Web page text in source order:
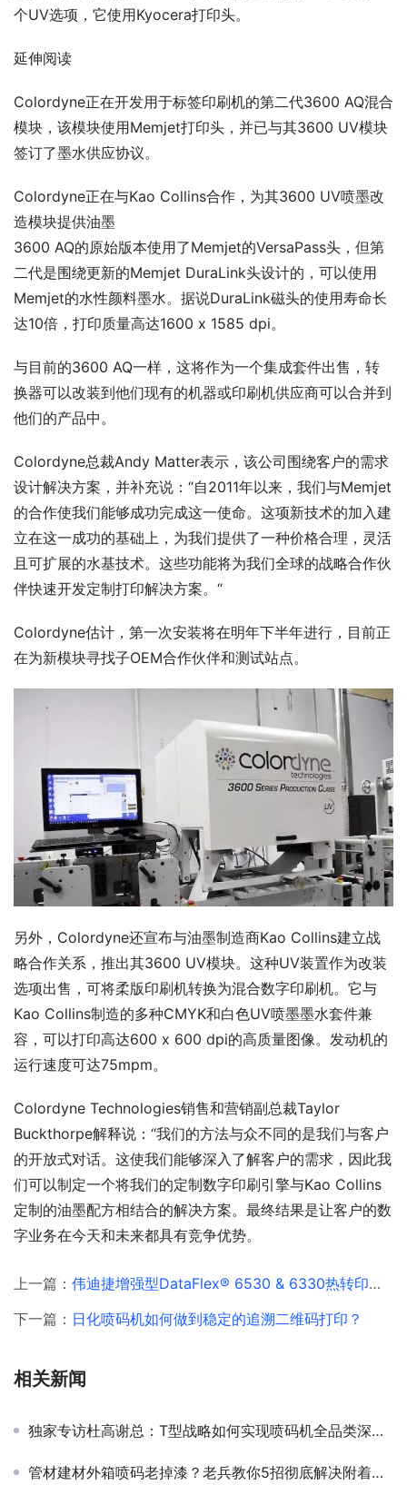
个UV选项，它使用Kyocera打印头。
延伸阅读
Colordyne正在开发用于标签印刷机的第二代3600 AQ混合
模块，该模块使用Memjet打印头，并已与其3600 UV模块
签订了墨水供应协议。
Colordyne正在与Kao Collins合作，为其3600 UV喷墨改
造模块提供油墨
3600 AQ的原始版本使用了Memjet的VersaPass头，但第
二代是围绕更新的Memjet DuraLink头设计的，可以使用
Memjet的水性颜料墨水。据说DuraLink磁头的使用寿命长
达10倍，打印质量高达1600 x 1585 dpi。
与目前的3600 AQ一样，这将作为一个集成套件出售，转
换器可以改装到他们现有的机器或印刷机供应商可以合并到
他们的产品中。
Colordyne总裁Andy Matter表示，该公司围绕客户的需求
设计解决方案，并补充说：“自2011年以来，我们与Memjet
的合作使我们能够成功完成这一使命。这项新技术的加入建
立在这一成功的基础上，为我们提供了一种价格合理，灵活
且可扩展的水基技术。这些功能将为我们全球的战略合作伙
伴快速开发定制打印解决方案。“
Colordyne估计，第一次安装将在明年下半年进行，目前正
在为新模块寻找子OEM合作伙伴和测试站点。
另外，Colordyne还宣布与油墨制造商Kao Collins建立战
略合作关系，推出其3600 UV模块。这种UV装置作为改装
选项出售，可将柔版印刷机转换为混合数字印刷机。它与
Kao Collins制造的多种CMYK和白色UV喷墨墨水套件兼
容，可以打印高达600 x 600 dpi的高质量图像。发动机的
运行速度可达75mpm。
Colordyne Technologies销售和营销副总裁Taylor
Buckthorpe解释说：“我们的方法与众不同的是我们与客户
的开放式对话。这使我们能够深入了解客户的需求，因此我
们可以制定一个将我们的定制数字印刷引擎与Kao Collins
定制的油墨配方相结合的解决方案。最终结果是让客户的数
字业务在今天和未来都具有竞争优势。
上一篇： 伟迪捷增强型DataFlex® 6530 & 6330热转印打码机上市公告！！
下一篇： 日化喷码机如何做到稳定的追溯二维码打印？
相关新闻
独家专访杜高谢总：T型战略如何实现喷码机全品类深度布局？
管材建材外箱喷码老掉漆？老兵教你5招彻底解决附着力难题！